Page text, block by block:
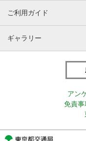
ご利用ガイド
ギャラリー
アン
免責事